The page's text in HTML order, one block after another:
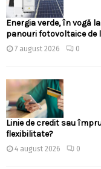
Energia verde, în vogă
panouri fotovoltaice de
7 august 2026 0
Linie de credit sau
flexibilitate?
4 august 2026 0